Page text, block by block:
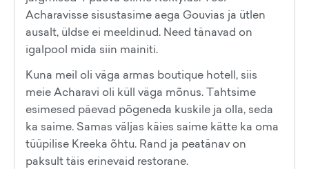
Acharavisse sisustasime aega Gouvias ja ütlen
ausalt, üldse ei meeldinud. Need tänavad on
igalpool mida siin mainiti.
Kuna meil oli väga armas boutique hotell, siis
meie Acharavi oli küll väga mõnus. Tahtsime
esimesed päevad põgeneda kuskile ja olla, seda
ka saime. Samas väljas käies saime kätte ka oma
tüüpilise Kreeka õhtu. Rand ja peatänav on
paksult täis erinevaid restorane.